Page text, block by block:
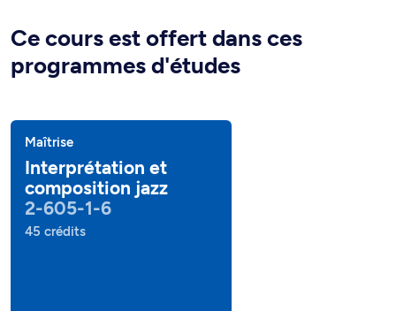
Ce cours est offert dans ces
programmes d'études
Maîtrise
Interprétation et
composition jazz
2-605-1-6
45 crédits